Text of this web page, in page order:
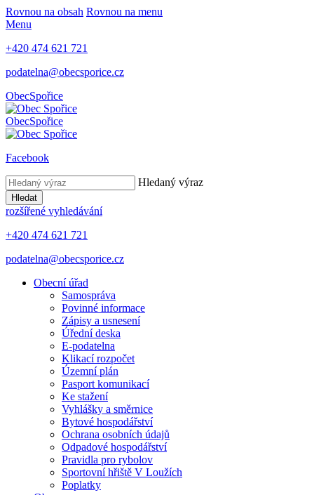
Rovnou na obsah Rovnou na menu
Menu
+420 474 621 721
podatelna@obecsporice.cz
ObecSpořice
ObecSpořice
Facebook
Hledaný výraz
Hledat
rozšířené vyhledávání
+420 474 621 721
podatelna@obecsporice.cz
Obecní úřad
Samospráva
Povinné informace
Zápisy a usnesení
Úřední deska
E-podatelna
Klikací rozpočet
Územní plán
Pasport komunikací
Ke stažení
Vyhlášky a směrnice
Bytové hospodářství
Ochrana osobních údajů
Odpadové hospodářství
Pravidla pro rybolov
Sportovní hřiště V Loužích
Poplatky